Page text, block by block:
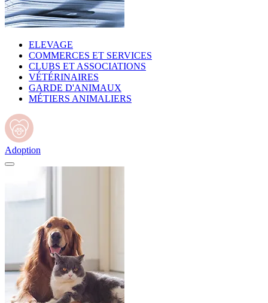
ELEVAGE
COMMERCES ET SERVICES
CLUBS ET ASSOCIATIONS
VÉTÉRINAIRES
GARDE D'ANIMAUX
MÉTIERS ANIMALIERS
Adoption